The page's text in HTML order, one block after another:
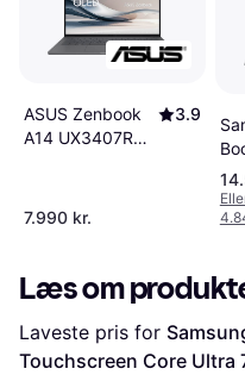
ASUS Zenbook
A14 UX3407RA-
3.9
7.990 kr.
Læs om
Laveste pris for
Touchscreen Core Ultra